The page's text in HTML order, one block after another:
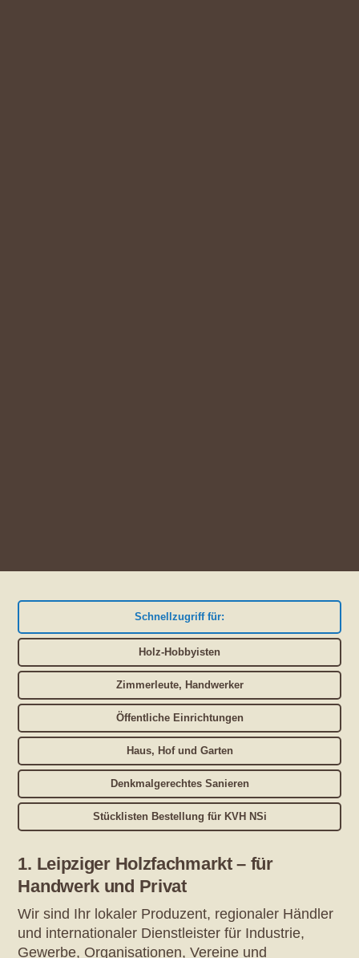
Schnellzugriff für:
Holz-Hobbyisten
Zimmerleute, Handwerker
Öffentliche Einrichtungen
Haus, Hof und Garten
Denkmalgerechtes Sanieren
Stücklisten Bestellung für KVH NSi
1. Leipziger Holzfachmarkt – für
Handwerk und Privat
Wir sind Ihr lokaler Produzent, regionaler Händler
und internationaler Dienstleister für Industrie,
Gewerbe, Organisationen, Vereine und